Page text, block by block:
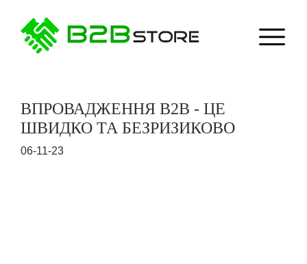
ВПРОВАДЖЕННЯ B2B - ЦЕ
ШВИДКО ТА БЕЗРИЗИКОВО
06-11-23